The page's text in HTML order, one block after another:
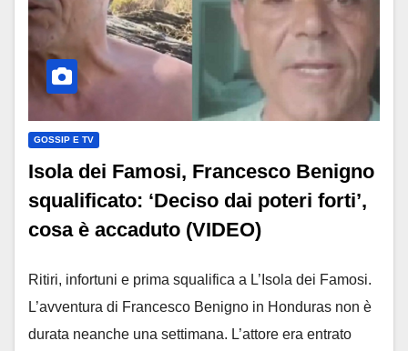
GOSSIP E TV
Isola dei Famosi, Francesco Benigno
squalificato: ‘Deciso dai poteri forti’,
cosa è accaduto (VIDEO)
Ritiri, infortuni e prima squalifica a L’Isola dei Famosi.
L’avventura di Francesco Benigno in Honduras non è
durata neanche una settimana. L’attore era entrato